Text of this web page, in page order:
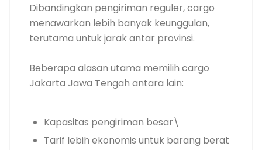
Dibandingkan pengiriman reguler, cargo
menawarkan lebih banyak keunggulan,
terutama untuk jarak antar provinsi.
Beberapa alasan utama memilih cargo
Jakarta Jawa Tengah antara lain:
Kapasitas pengiriman besar\
Tarif lebih ekonomis untuk barang berat